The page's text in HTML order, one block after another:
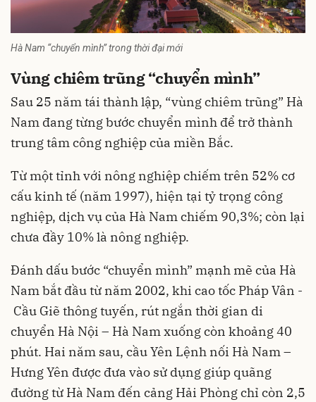
Hà Nam “chuyển mình” trong thời đại mới
Vùng chiêm trũng “chuyển mình”
Sau 25 năm tái thành lập, “vùng chiêm trũng” Hà
Nam đang từng bước chuyển mình để trở thành
trung tâm công nghiệp của miền Bắc.
Từ một tỉnh với nông nghiệp chiếm trên 52% cơ
cấu kinh tế (năm 1997), hiện tại tỷ trọng công
nghiệp, dịch vụ của Hà Nam chiếm 90,3%; còn lại
chưa đầy 10% là nông nghiệp.
Đánh dấu bước “chuyển mình” mạnh mẽ của Hà
Nam bắt đầu từ năm 2002, khi cao tốc Pháp Vân -
Cầu Giẽ thông tuyến, rút ngắn thời gian di
chuyển Hà Nội – Hà Nam xuống còn khoảng 40
phút. Hai năm sau, cầu Yên Lệnh nối Hà Nam –
Hưng Yên được đưa vào sử dụng giúp quãng
đường từ Hà Nam đến cảng Hải Phòng chỉ còn 2,5